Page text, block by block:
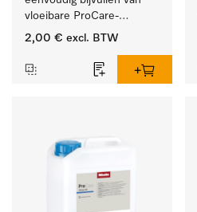
vloeibare ProCare-
producten.
2,00 € excl. BTW